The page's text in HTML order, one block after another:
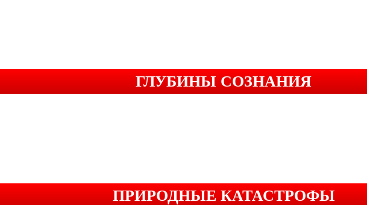
ГЛУБИНЫ СОЗНАНИЯ
ПРИРОДНЫЕ КАТАСТРОФЫ